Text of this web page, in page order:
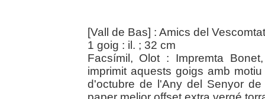
[Vall de Bas] : Amics del
1 goig : il. ; 32 cm
Facsímil, Olot : Impremta
imprimit aquests goigs amb
d'octubre de l'Any del Senyor